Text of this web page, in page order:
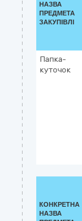
НАЗВА
ПРЕДМЕТА
ЗАКУПІВЛІ
Папка-
куточок
КОНКРЕТНА
НАЗВА